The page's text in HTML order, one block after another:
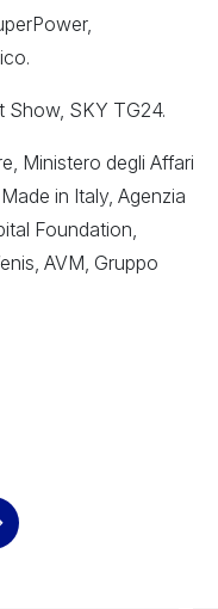
Show, SKY TG24.
Ministero degli Affari
in Italy, Agenzia
Foundation,
AVM, Gruppo